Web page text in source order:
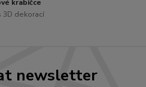
krabičce
3D dekorací
newsletter